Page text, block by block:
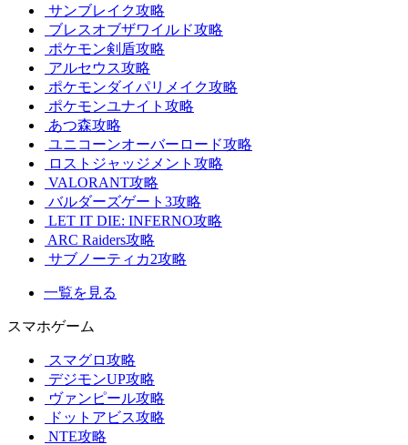
サンブレイク攻略
ブレスオブザワイルド攻略
ポケモン剣盾攻略
アルセウス攻略
ポケモンダイパリメイク攻略
ポケモンユナイト攻略
あつ森攻略
ユニコーンオーバーロード攻略
ロストジャッジメント攻略
VALORANT攻略
バルダーズゲート3攻略
LET IT DIE: INFERNO攻略
ARC Raiders攻略
サブノーティカ2攻略
一覧を見る
スマホゲーム
スマグロ攻略
デジモンUP攻略
ヴァンピール攻略
ドットアビス攻略
NTE攻略